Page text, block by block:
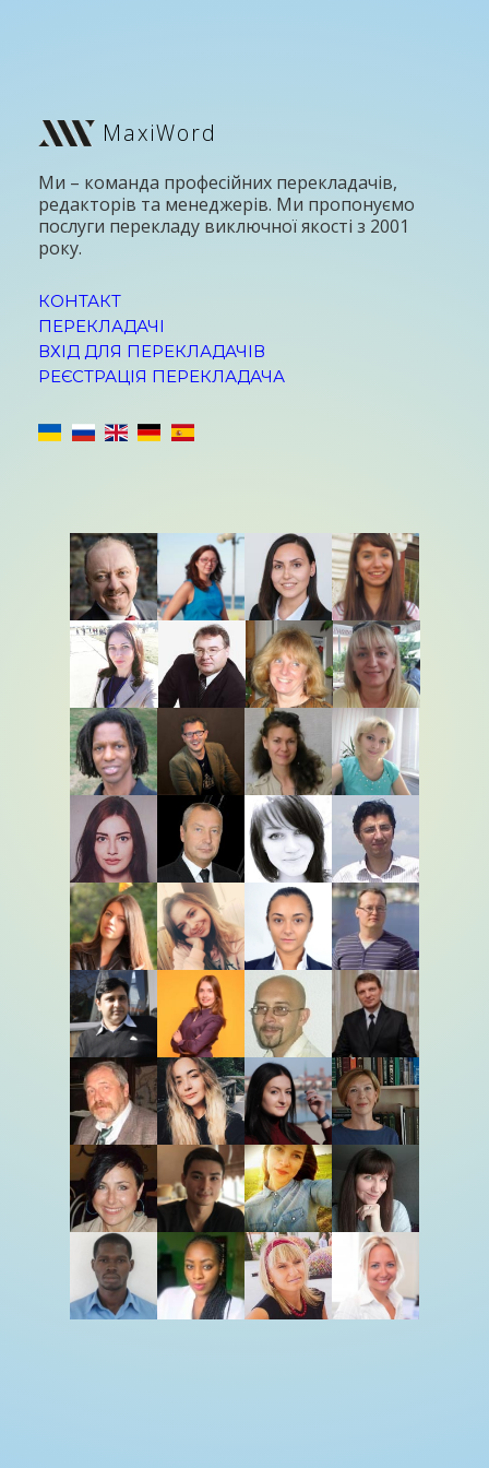
MaxiWord
Ми – команда професійних перекладачів,
редакторів та менеджерів. Ми пропонуємо
послуги перекладу виключної якості з 2001
року.
КОНТАКТ
ПЕРЕКЛАДАЧІ
ВХІД ДЛЯ ПЕРЕКЛАДАЧІВ
РЕЄСТРАЦІЯ ПЕРЕКЛАДАЧА